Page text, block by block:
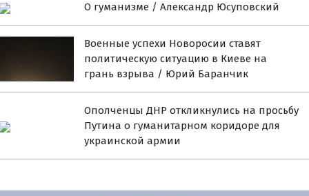
О гуманизме / Александр Юсуповский
Военные успехи Новоросии ставят
политическую ситуацию в Киеве на
грань взрыва / Юрий Баранчик
Ополченцы ДНР откликнулись на просьбу
Путина о гуманитарном коридоре для
украинской армии